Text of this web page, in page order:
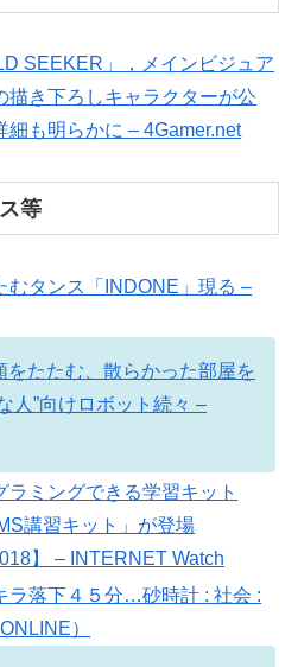
SEEKER」，メインビジュア
描き下ろしキャラクターが公
細も明らかに – 4Gamer.net
等
むタンス「INDONE」現る –
をたたむ、散らかった部屋を
人”向けロボット続々 –
ラミングできる学習キット
講習キット」が登場
】 – INTERNET Watch
ラ落下４５分…砂時計 : 社会 :
）